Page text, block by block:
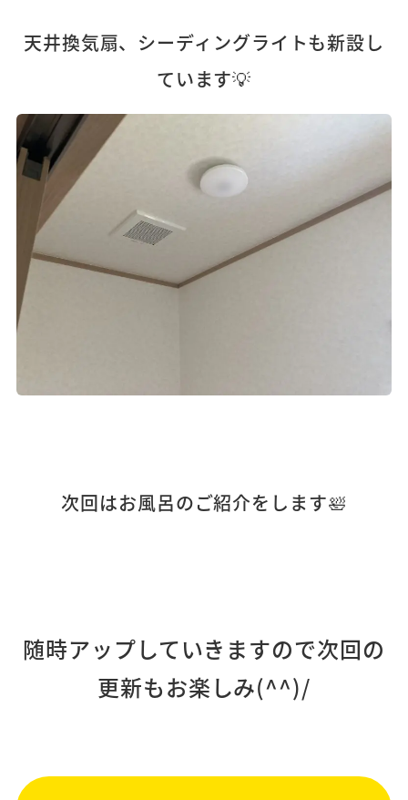
天井換気扇、シーディングライトも新設し
ています💡
次回はお風呂のご紹介をします🛀
随時アップしていきますので次回の
更新もお楽しみ(^^)/